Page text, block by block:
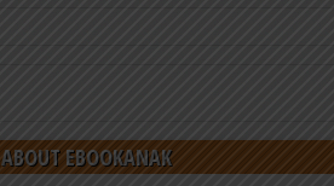
ABOUT EBOOKANAK